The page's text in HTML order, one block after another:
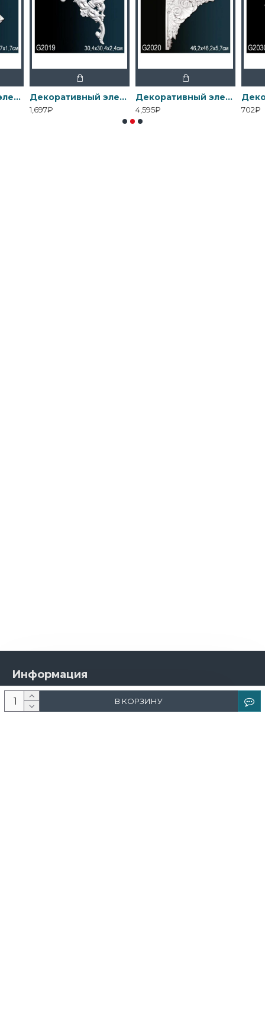
В КОРЗИНУ
Декоративный элемент G2012 Перфект Декоративный элемент G2019 Перфект
1,697₽
Декоративный элемент G2020 Перфект
4,595₽ 702₽
Информация
О компании
Новости и акции